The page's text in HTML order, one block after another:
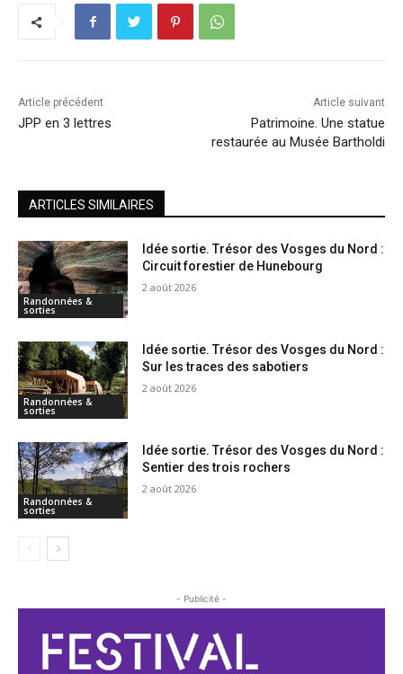
Article précédent
JPP en 3 lettres
Article suivant
Patrimoine. Une statue
restaurée au Musée Bartholdi
ARTICLES SIMILAIRES
Randonnées &
sorties
Idée sortie. Trésor des Vosges du Nord :
Circuit forestier de Hunebourg
2 août 2026
Randonnées &
sorties
Idée sortie. Trésor des Vosges du Nord :
Sur les traces des sabotiers
2 août 2026
Randonnées &
sorties
Idée sortie. Trésor des Vosges du Nord :
Sentier des trois rochers
2 août 2026
- Publicité -